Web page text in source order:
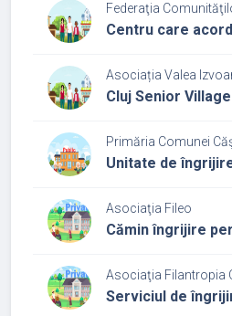
Federaţia
Centru care
Asociația Valea
Cluj Senior Village
Primăria Comunei
Unitate de
Asociaţia Fileo
Cămin îngrijire
Asociaţia Filantropia
Serviciul de